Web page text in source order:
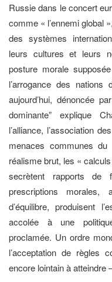
Russie dans le concert
comme « l’ennemi global
des systèmes
leurs cultures et leurs
posture morale
l’arrogance des nations
aujourd’hui, dénoncée
dominante” explique
l’alliance, l’association
menaces communes
réalisme brut, les «
secrètent rapports de
prescriptions morales,
d’équilibre, produisent
accolée à une
proclamée. Un ordre
l’acceptation de règles
encore lointain à atteindre